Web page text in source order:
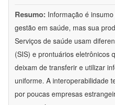
Resumo: Informação é
gestão em saúde, mas sua
Serviços de saúde usam
(SIS) e prontuários eletrônicos
deixam de transferir e utilizar
uniforme. A interoperabilidade
por poucas empresas